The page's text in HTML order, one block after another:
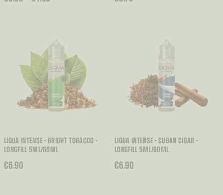
LIQUA INTENSE - BRIGHT TOBACCO -
LONGFILL 5ML/60ML
€6.90
LIQUA INTENSE - CUBAN CIGAR -
LONGFILL 5ML/60ML
€6.90